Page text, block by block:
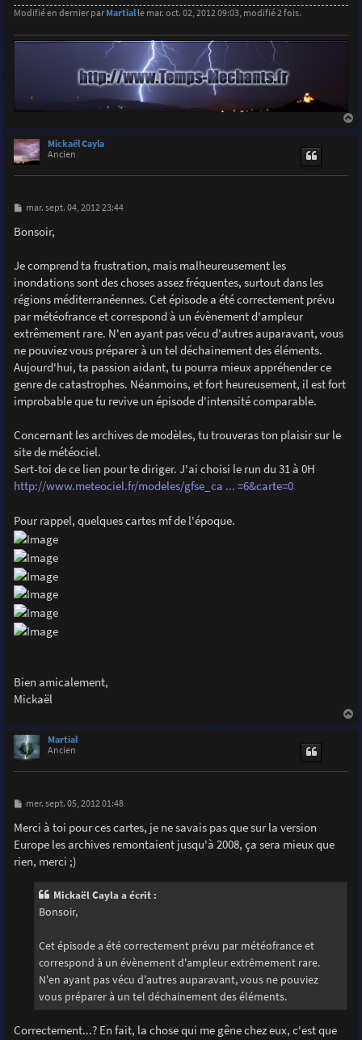
Modifié en dernier par Martialle mar. oct. 02, 2012 09:03, modifié 2 fois.
Mickaël Cayla
Ancien
M
s
s
e
mar. sept. 04, 2012 23:44
Bonsoir,
Je comprend ta frustration, mais malheureusement les
inondations sont des choses assez fréquentes, surtout dans les
régions méditerranéennes. Cet épisode a été correctement prévu
par météofrance et correspond à un évènement d'ampleur
extrêmement rare. N'en ayant pas vécu d'autres auparavant, vous
ne pouviez vous préparer à un tel déchainement des éléments.
Aujourd'hui, ta passion aidant, tu pourra mieux appréhender ce
genre de catastrophes. Néanmoins, et fort heureusement, il est fort
improbable que tu revive un épisode d'intensité comparable.
Concernant les archives de modèles, tu trouveras ton plaisir sur le
site de météociel.
Sert-toi de ce lien pour te diriger. J'ai choisi le run du 31 à 0H
http://www.meteociel.fr/modeles/gfse_ca ... =6&carte=0
Pour rappel, quelques cartes mf de l'époque.
Bien amicalement,
Mickaël
Martial
Ancien
M
s
s
a
e
mer. sept. 05, 2012 01:48
Merci à toi pour ces cartes, je ne savais pas que sur la version
Europe les archives remontaient jusqu'à 2008, ça sera mieux que
rien, merci ;)
Mickaël Cayla a écrit :
Bonsoir,
Cet épisode a été correctement prévu par météofrance et
correspond à un évènement d'ampleur extrêmement rare.
N'en ayant pas vécu d'autres auparavant, vous ne pouviez
vous préparer à un tel déchainement des éléments.
Correctement...? En fait, la chose qui me gêne chez eux, c'est que